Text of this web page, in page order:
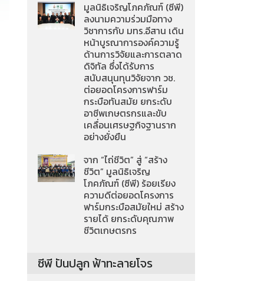
มูลนิธิเจริญโภคภัณฑ์ (ซีพี)
ลงนามความร่วมมือทาง
วิชาการกับ มทร.อีสาน เดิน
หน้าบูรณาการองค์ความรู้
ด้านการวิจัยและการตลาด
ดิจิทัล ซึ่งได้รับการ
สนับสนุนทุนวิจัยจาก วช.
ต่อยอดโครงการฟาร์ม
กระบือทันสมัย ยกระดับ
อาชีพเกษตรกรและขับ
เคลื่อนเศรษฐกิจฐานราก
อย่างยั่งยืน
จาก “ไถ่ชีวิต” สู่ “สร้าง
ชีวิต” มูลนิธิเจริญ
โภคภัณฑ์ (ซีพี) ร้อยเรียง
ความดีต่อยอดโครงการ
ฟาร์มกระบือสมัยใหม่ สร้าง
รายได้ ยกระดับคุณภาพ
ชีวิตเกษตรกร
ซีพี ปันปลูก ฟ้าทะลายโจร